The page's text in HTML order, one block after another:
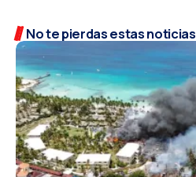
No te pierdas estas noticias